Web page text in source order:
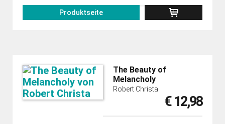
Produktseite
The Beauty of
Melancholy
Robert Christa
€ 12,98